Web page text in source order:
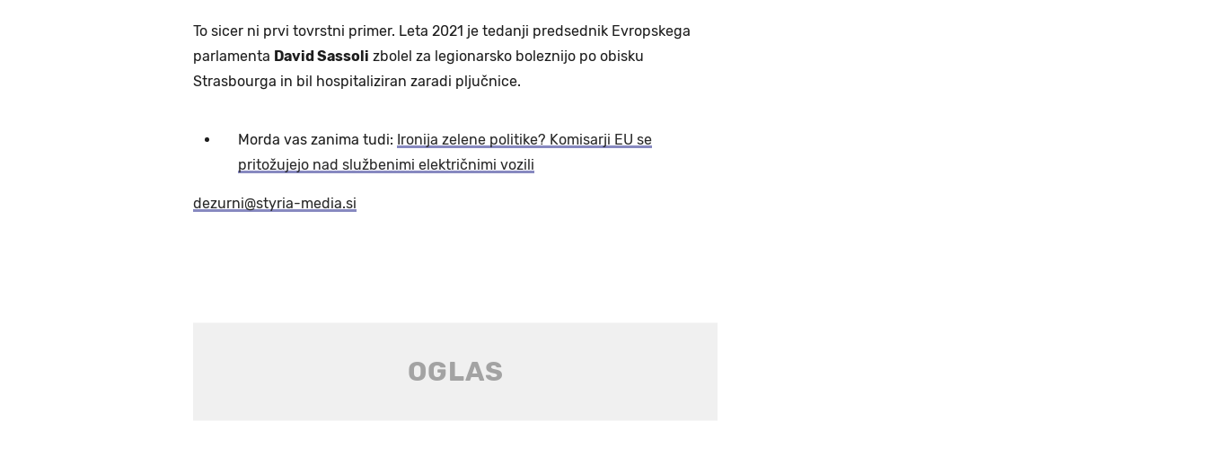
To sicer ni prvi tovrstni primer. Leta 2021 je tedanji predsednik Evropskega
parlamenta David Sassoli zbolel za legionarsko boleznijo po obisku
Strasbourga in bil hospitaliziran zaradi pljučnice.
Morda vas zanima tudi: Ironija zelene politike? Komisarji EU se
pritožujejo nad službenimi električnimi vozili
dezurni@styria-media.si